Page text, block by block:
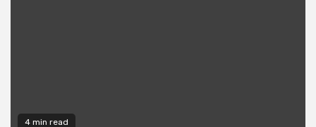
4 min read